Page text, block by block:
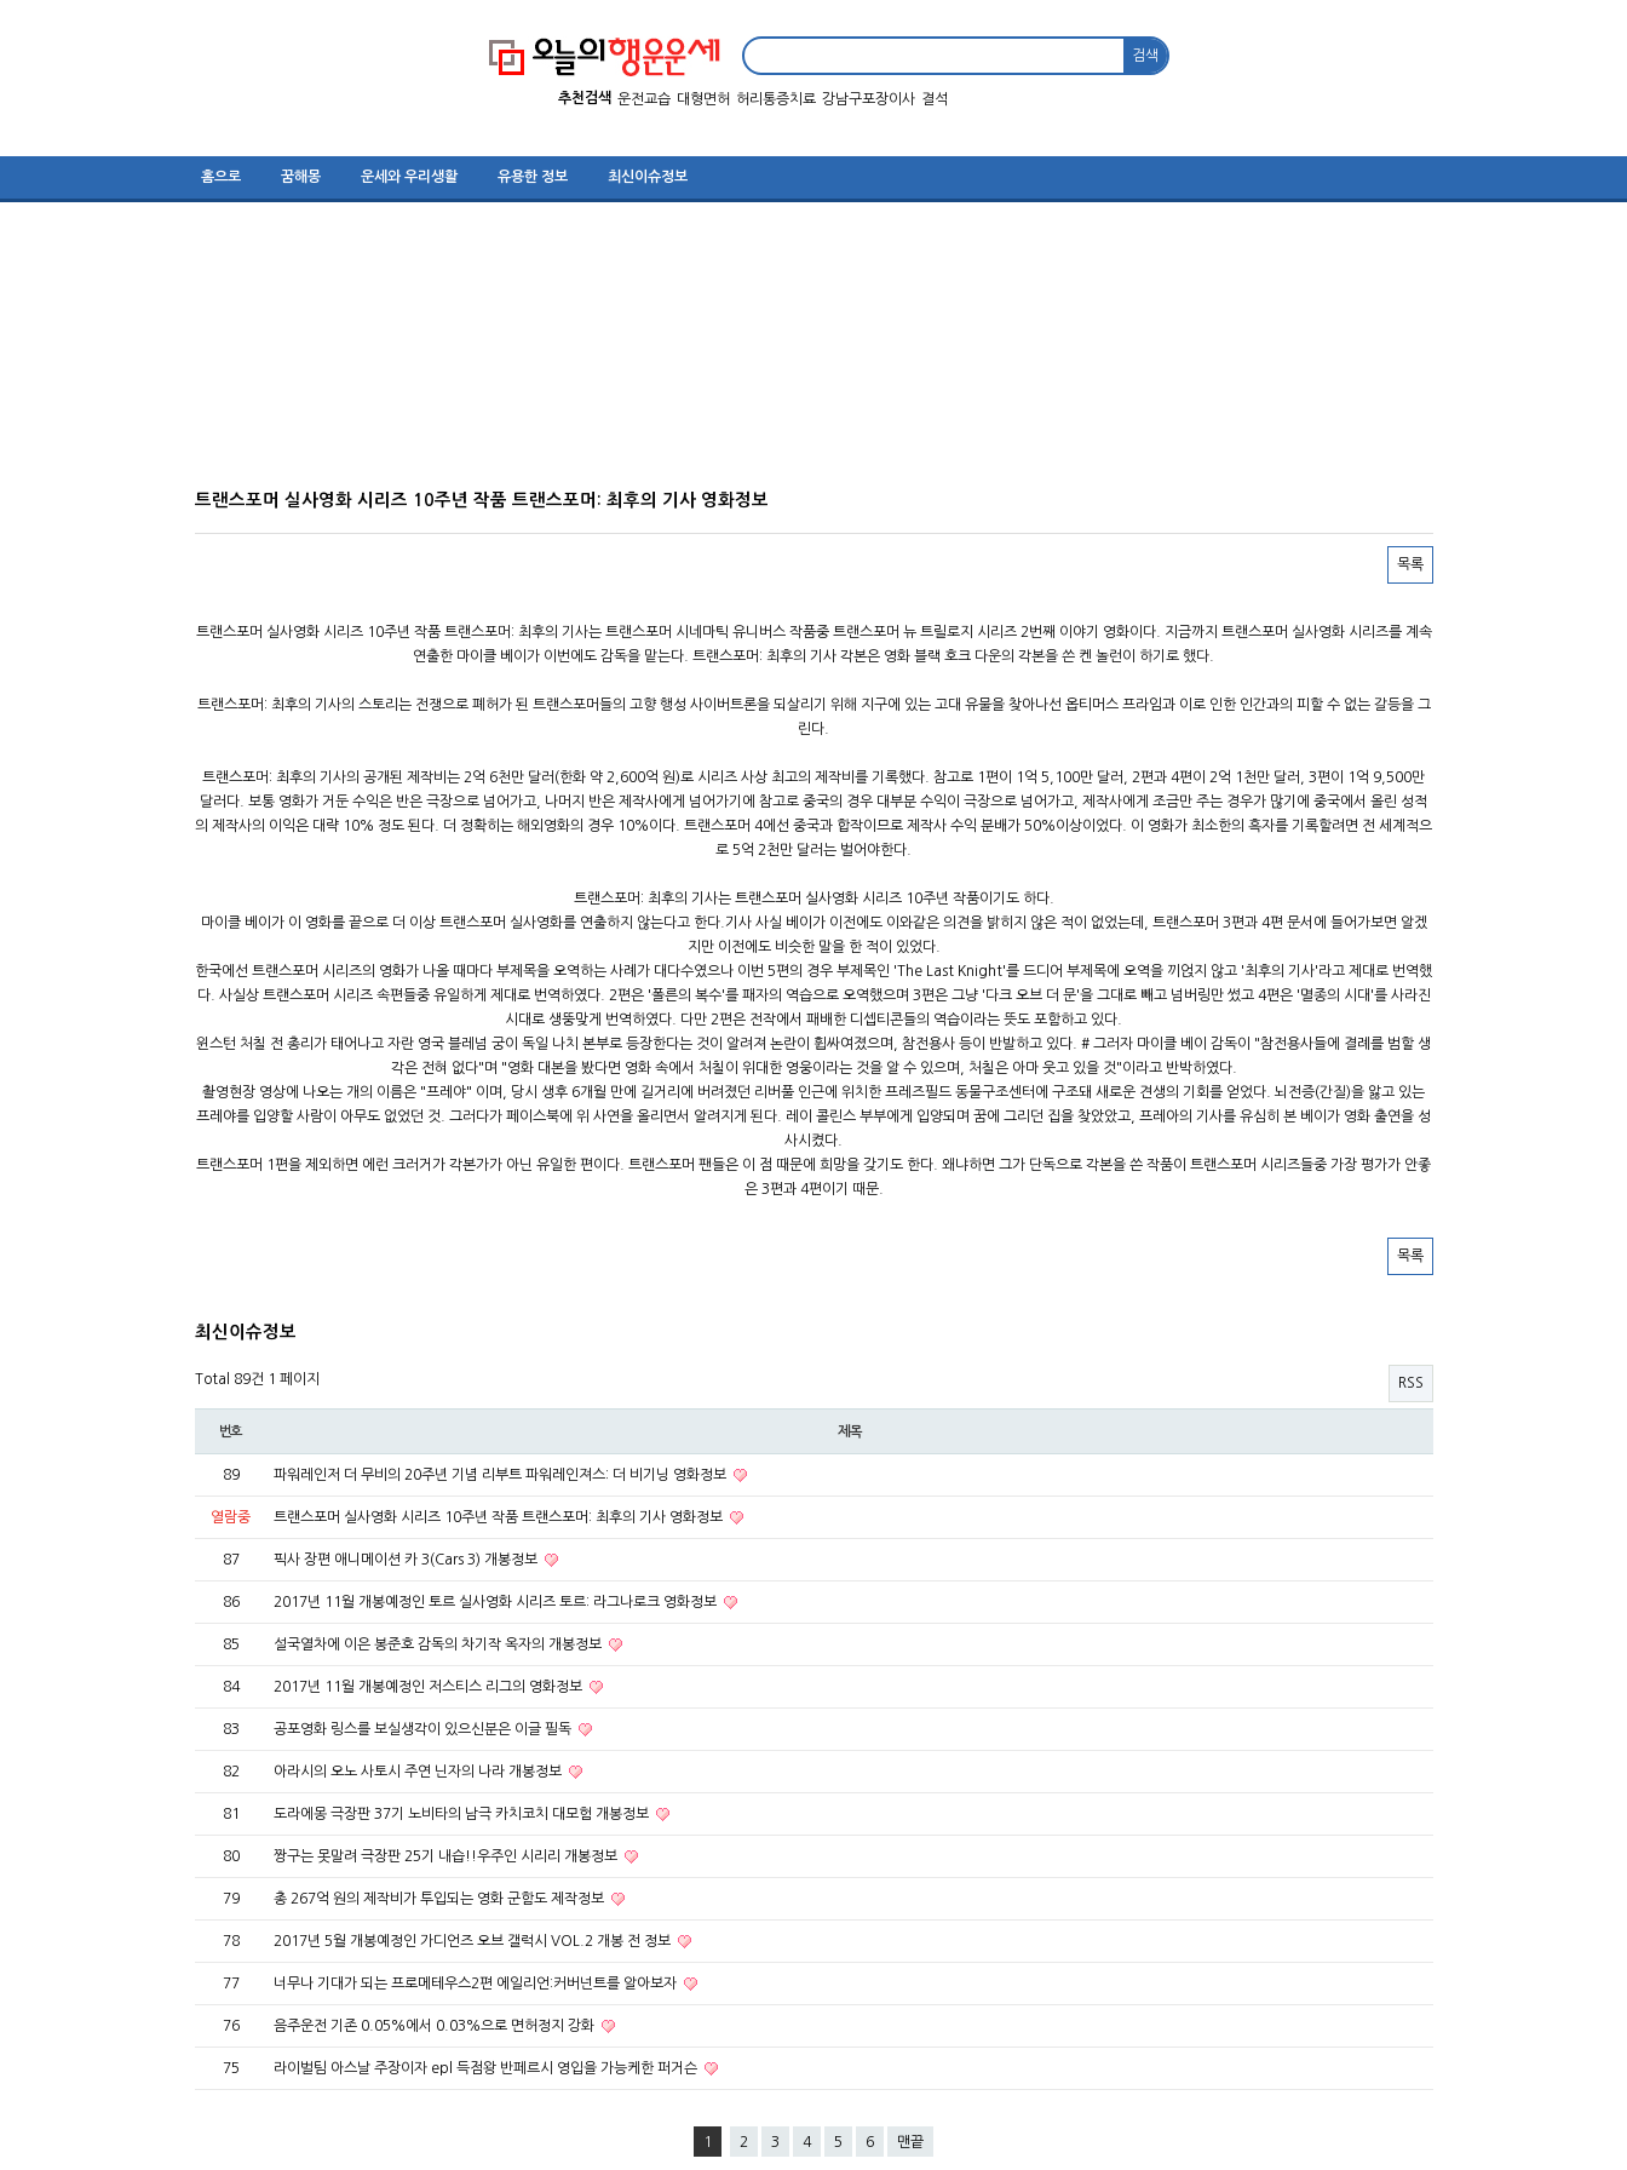
추천검색 운전교습 대형면허 허리통증치료 강남구포장이사 결석
홈으로 꿈해몽 운세와 우리생활 유용한 정보 최신이슈정보
트랜스포머 실사영화 시리즈 10주년 작품 트랜스포머: 최후의 기사 영화정보
목록
트랜스포머 실사영화 시리즈 10주년 작품 트랜스포머: 최후의 기사는 트랜스포머 시네마틱 유니버스 작품중 트랜스포머 뉴 트릴로지 시리즈 2번째 이야기 영화이다. 지금까지 트랜스포머 실사영화 시리즈를 계속
연출한 마이클 베이가 이번에도 감독을 맡는다. 트랜스포머: 최후의 기사 각본은 영화 블랙 호크 다운의 각본을 쓴 켄 놀런이 하기로 했다.
트랜스포머: 최후의 기사의 스토리는 전쟁으로 폐허가 된 트랜스포머들의 고향 행성 사이버트론을 되살리기 위해 지구에 있는 고대 유물을 찾아나선 옵티머스 프라임과 이로 인한 인간과의 피할 수 없는 갈등을 그
린다.
트랜스포머: 최후의 기사의 공개된 제작비는 2억 6천만 달러(한화 약 2,600억 원)로 시리즈 사상 최고의 제작비를 기록했다. 참고로 1편이 1억 5,100만 달러, 2편과 4편이 2억 1천만 달러, 3편이 1억 9,500만
달러다. 보통 영화가 거둔 수익은 반은 극장으로 넘어가고, 나머지 반은 제작사에게 넘어가기에 참고로 중국의 경우 대부분 수익이 극장으로 넘어가고, 제작사에게 조금만 주는 경우가 많기에 중국에서 올린 성적
의 제작사의 이익은 대략 10% 정도 된다. 더 정확히는 해외영화의 경우 10%이다. 트랜스포머 4에선 중국과 합작이므로 제작사 수익 분배가 50%이상이었다. 이 영화가 최소한의 흑자를 기록할려면 전 세계적으
로 5억 2천만 달러는 벌어야한다.
트랜스포머: 최후의 기사는 트랜스포머 실사영화 시리즈 10주년 작품이기도 하다.
마이클 베이가 이 영화를 끝으로 더 이상 트랜스포머 실사영화를 연출하지 않는다고 한다.기사 사실 베이가 이전에도 이와같은 의견을 밝히지 않은 적이 없었는데, 트랜스포머 3편과 4편 문서에 들어가보면 알겠
지만 이전에도 비슷한 말을 한 적이 있었다.
한국에선 트랜스포머 시리즈의 영화가 나올 때마다 부제목을 오역하는 사례가 대다수였으나 이번 5편의 경우 부제목인 'The Last Knight'를 드디어 부제목에 오역을 끼얹지 않고 '최후의 기사'라고 제대로 번역했
다. 사실상 트랜스포머 시리즈 속편들중 유일하게 제대로 번역하였다. 2편은 '폴른의 복수'를 패자의 역습으로 오역했으며 3편은 그냥 '다크 오브 더 문'을 그대로 빼고 넘버링만 썼고 4편은 '멸종의 시대'를 사라진
시대로 생뚱맞게 번역하였다. 다만 2편은 전작에서 패배한 디셉티콘들의 역습이라는 뜻도 포함하고 있다.
윈스턴 처칠 전 총리가 태어나고 자란 영국 블레넘 궁이 독일 나치 본부로 등장한다는 것이 알려져 논란이 휩싸여졌으며, 참전용사 등이 반발하고 있다. # 그러자 마이클 베이 감독이 "참전용사들에 결례를 범할 생
각은 전혀 없다"며 "영화 대본을 봤다면 영화 속에서 처칠이 위대한 영웅이라는 것을 알 수 있으며, 처칠은 아마 웃고 있을 것"이라고 반박하였다.
촬영현장 영상에 나오는 개의 이름은 "프레야" 이며, 당시 생후 6개월 만에 길거리에 버려졌던 리버풀 인근에 위치한 프레즈필드 동물구조센터에 구조돼 새로운 견생의 기회를 얻었다. 뇌전증(간질)을 앓고 있는
프레야를 입양할 사람이 아무도 없었던 것. 그러다가 페이스북에 위 사연을 올리면서 알려지게 된다. 레이 콜린스 부부에게 입양되며 꿈에 그리던 집을 찾았았고, 프레아의 기사를 유심히 본 베이가 영화 출연을 성
사시켰다.
트랜스포머 1편을 제외하면 에런 크러거가 각본가가 아닌 유일한 편이다. 트랜스포머 팬들은 이 점 때문에 희망을 갖기도 한다. 왜냐하면 그가 단독으로 각본을 쓴 작품이 트랜스포머 시리즈들중 가장 평가가 안좋
은 3편과 4편이기 때문.
목록
최신이슈정보
Total 89건 1 페이지 RSS
번호 제목
89 파워레인저 더 무비의 20주년 기념 리부트 파워레인져스: 더 비기닝 영화정보
열람중 트랜스포머 실사영화 시리즈 10주년 작품 트랜스포머: 최후의 기사 영화정보
87 픽사 장편 애니메이션 카 3(Cars 3) 개봉정보
86 2017년 11월 개봉예정인 토르 실사영화 시리즈 토르: 라그나로크 영화정보
85 설국열차에 이은 봉준호 감독의 차기작 옥자의 개봉정보
84 2017년 11월 개봉예정인 저스티스 리그의 영화정보
83 공포영화 링스를 보실생각이 있으신분은 이글 필독
82 아라시의 오노 사토시 주연 닌자의 나라 개봉정보
81 도라에몽 극장판 37기 노비타의 남극 카치코치 대모험 개봉정보
80 짱구는 못말려 극장판 25기 내습!!우주인 시리리 개봉정보
79 총 267억 원의 제작비가 투입되는 영화 군함도 제작정보
78 2017년 5월 개봉예정인 가디언즈 오브 갤럭시 VOL.2 개봉 전 정보
77 너무나 기대가 되는 프로메테우스2편 에일리언:커버넌트를 알아보자
76 음주운전 기존 0.05%에서 0.03%으로 면허정지 강화
75 라이벌팀 아스날 주장이자 epl 득점왕 반페르시 영입을 가능케한 퍼거슨
1 2 3 4 5 6 맨끝